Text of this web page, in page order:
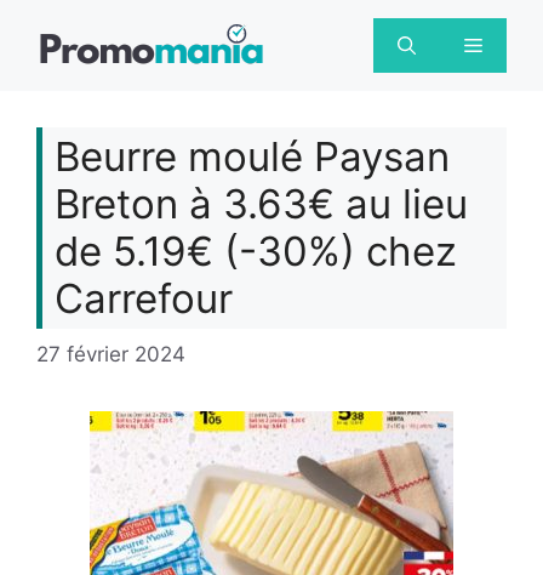
Menu
Beurre moulé Paysan
Breton à 3.63€ au lieu
de 5.19€ (-30%) chez
Carrefour
27 février 2024